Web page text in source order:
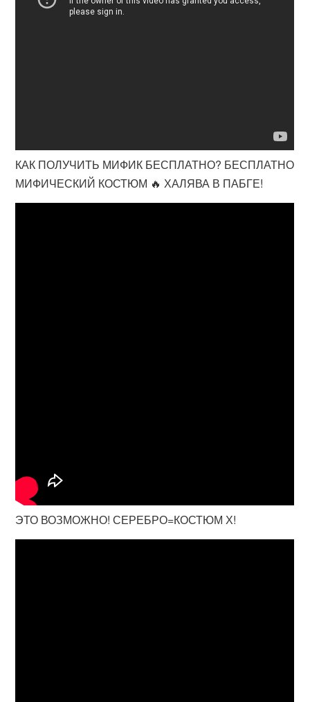
КАК ПОЛУЧИТЬ МИФИК БЕСПЛАТНО? БЕСПЛАТНО
МИФИЧЕСКИЙ КОСТЮМ 🔥 ХАЛЯВА В ПАБГЕ!
ЭТО ВОЗМОЖНО! СЕРЕБРО=КОСТЮМ Х!